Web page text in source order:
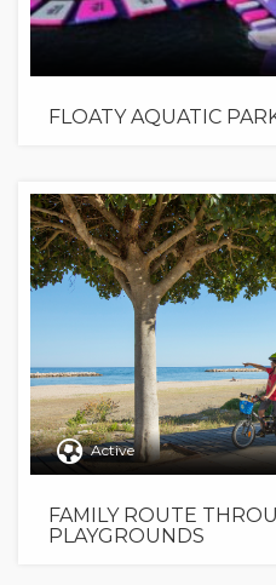
FLOATY AQUATIC
Active
FAMILY ROUTE
PLAYGROUNDS